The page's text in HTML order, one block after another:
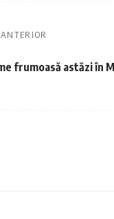
frumoasă astăzi în